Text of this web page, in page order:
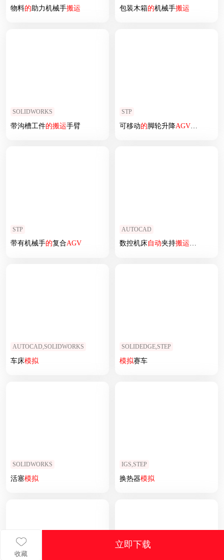
收藏
立即下载
物料的助力机械手搬运 包装木箱的机械手搬运
SOLIDWORKS
带沟槽工件的搬运手臂
STP
可移动的脚轮升降AGV背负架
STP
带有机械手的复合AGV
AUTOCAD
数控机床自动夹持搬运装置设计
AUTOCAD,SOLIDWORKS
车床模拟
SOLIDEDGE,STEP
模拟赛车
SOLIDWORKS
活塞模拟
IGS,STEP
换热器模拟